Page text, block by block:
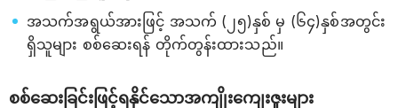
အသက်အရွယ်အားဖြင့် အသက် (၂၅)နှစ် မှ (၆၄)နှစ်အတွင်း
ရှိသူများ စစ်ဆေးရန် တိုက်တွန်းထားသည်။
စစ်ဆေးခြင်းဖြင့်ရနိုင်သောအကျိုးကျေးဇူးများ